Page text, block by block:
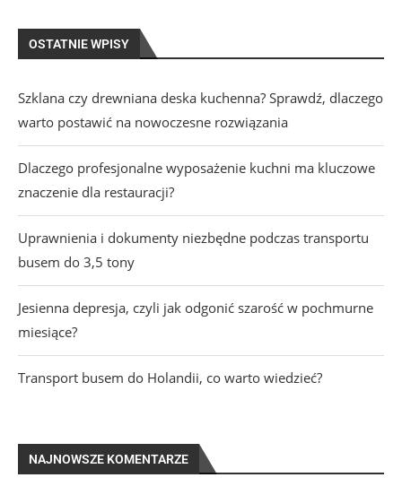
OSTATNIE WPISY
Szklana czy drewniana deska kuchenna? Sprawdź, dlaczego
warto postawić na nowoczesne rozwiązania
Dlaczego profesjonalne wyposażenie kuchni ma kluczowe
znaczenie dla restauracji?
Uprawnienia i dokumenty niezbędne podczas transportu
busem do 3,5 tony
Jesienna depresja, czyli jak odgonić szarość w pochmurne
miesiące?
Transport busem do Holandii, co warto wiedzieć?
NAJNOWSZE KOMENTARZE